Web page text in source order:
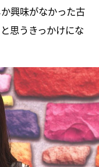
興味がなかった古
思うきっかけにな